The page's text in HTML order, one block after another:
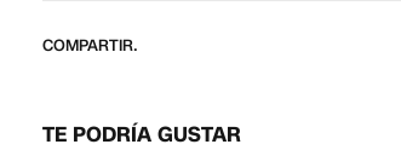
COMPARTIR.
TE PODRÍA GUSTAR